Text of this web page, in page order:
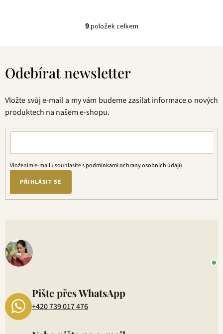
O
d
c
í
r
k
y
9položek celkem
Odebírat newsletter
Vložte svůj e-mail a my vám budeme zasílat informace o nových
produktech na našem e-shopu.
Vložením e-mailu souhlasíte spodmínkami ochrany osobních údajů
PŘIHLÁSIT SE
Pište přes WhatsApp
+420 739 017 476